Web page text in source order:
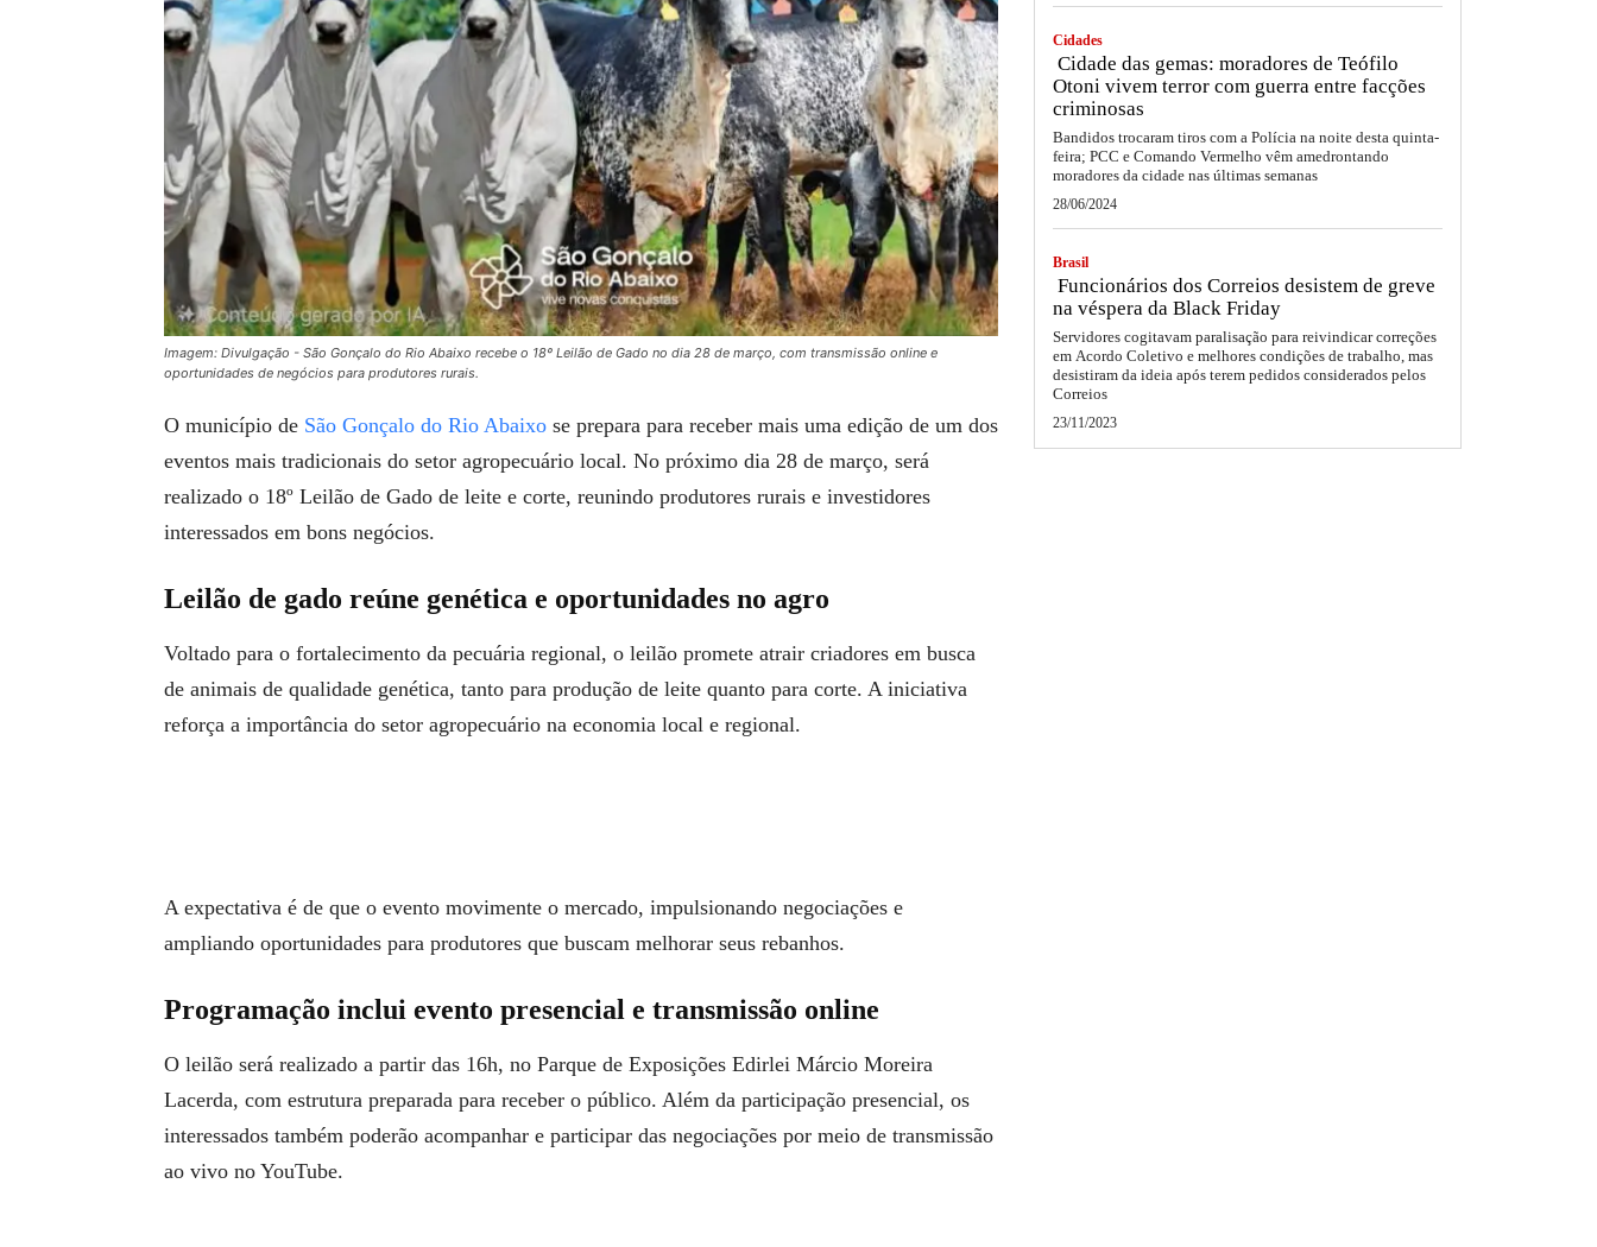
Imagem: Divulgação - São Gonçalo do Rio Abaixo recebe o 18º Leilão de Gado no dia 28 de março, com transmissão online e
oportunidades de negócios para produtores rurais.
O município de São Gonçalo do Rio Abaixo se prepara para receber mais uma edição de um dos
eventos mais tradicionais do setor agropecuário local. No próximo dia 28 de março, será
realizado o 18º Leilão de Gado de leite e corte, reunindo produtores rurais e investidores
interessados em bons negócios.
Leilão de gado reúne genética e oportunidades no agro
Voltado para o fortalecimento da pecuária regional, o leilão promete atrair criadores em busca
de animais de qualidade genética, tanto para produção de leite quanto para corte. A iniciativa
reforça a importância do setor agropecuário na economia local e regional.
A expectativa é de que o evento movimente o mercado, impulsionando negociações e
ampliando oportunidades para produtores que buscam melhorar seus rebanhos.
Programação inclui evento presencial e transmissão online
O leilão será realizado a partir das 16h, no Parque de Exposições Edirlei Márcio Moreira
Lacerda, com estrutura preparada para receber o público. Além da participação presencial, os
interessados também poderão acompanhar e participar das negociações por meio de transmissão
ao vivo no YouTube.
Cidades
Cidade das gemas: moradores de Teófilo
Otoni vivem terror com guerra entre facções
criminosas
Bandidos trocaram tiros com a Polícia na noite desta quinta-
feira; PCC e Comando Vermelho vêm amedrontando
moradores da cidade nas últimas semanas
28/06/2024
Brasil
Funcionários dos Correios desistem de greve
na véspera da Black Friday
Servidores cogitavam paralisação para reivindicar correções
em Acordo Coletivo e melhores condições de trabalho, mas
desistiram da ideia após terem pedidos considerados pelos
Correios
23/11/2023